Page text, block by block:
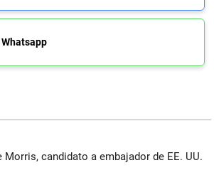
candidato a embajador de EE. UU.